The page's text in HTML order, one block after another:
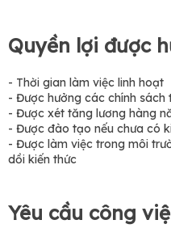
Quyền lợi được
- Thời gian làm việc linh hoạt
- Được hưởng các chính
- Được xét tăng lương hàng
- Được đào tạo nếu chưa có
- Được làm việc trong môi
dồi kiến thức
Yêu cầu công